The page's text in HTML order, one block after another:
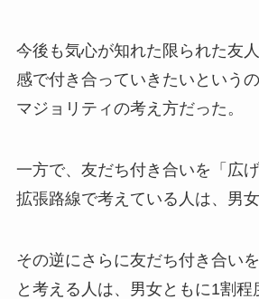
今後も気心が知れた限られた友
感で付き合っていきたいという
マジョリティの考え方だった。
一方で、友だち付き合いを「広
拡張路線で考えている人は、男
その逆にさらに友だち付き合い
と考える人は、男女ともに1割程